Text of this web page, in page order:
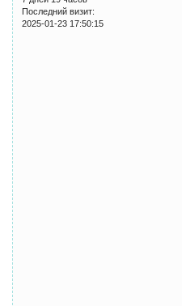
Последний визит:
2025-01-23 17:50:15